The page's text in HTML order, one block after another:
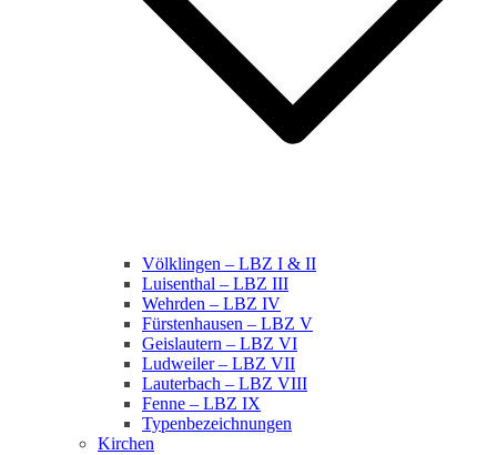
Völklingen – LBZ I & II
Luisenthal – LBZ III
Wehrden – LBZ IV
Fürstenhausen – LBZ V
Geislautern – LBZ VI
Ludweiler – LBZ VII
Lauterbach – LBZ VIII
Fenne – LBZ IX
Typenbezeichnungen
Kirchen